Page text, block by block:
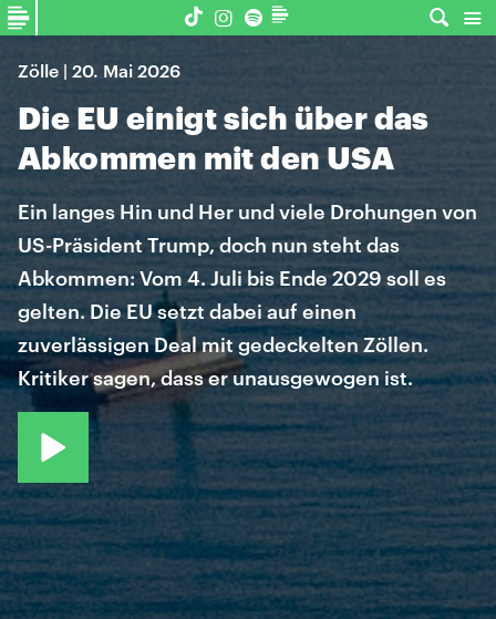
Zölle | 20. Mai 2026
Die EU einigt sich über das
Abkommen mit den USA
Ein langes Hin und Her und viele Drohungen von
US-Präsident Trump, doch nun steht das
Abkommen: Vom 4. Juli bis Ende 2029 soll es
gelten. Die EU setzt dabei auf einen
zuverlässigen Deal mit gedeckelten Zöllen.
Kritiker sagen, dass er unausgewogen ist.